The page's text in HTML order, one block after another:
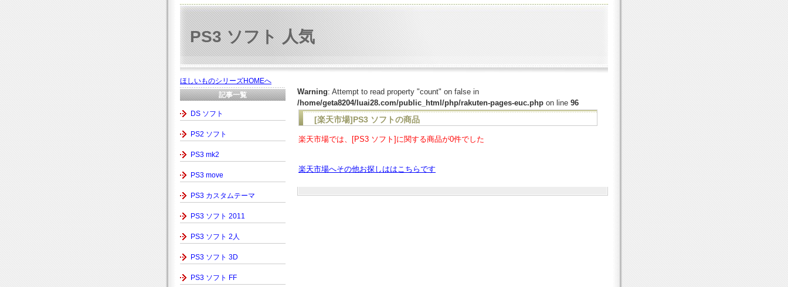
PS3 ソフト 人気
Warning: Attempt to read property "count" on false in
/home/geta8204/luai28.com/public_html/php/rakuten-pages-euc.php on line 96
[楽天市場]PS3 ソフトの商品
楽天市場では、[PS3 ソフト]に関する商品が0件でした
楽天市場へその他お探しははこちらです
ほしいものシリーズHOMEへ
記事一覧
DS ソフト
PS2 ソフト
PS3 mk2
PS3 move
PS3 カスタムテーマ
PS3 ソフト 2011
PS3 ソフト 2人
PS3 ソフト 3D
PS3 ソフト FF